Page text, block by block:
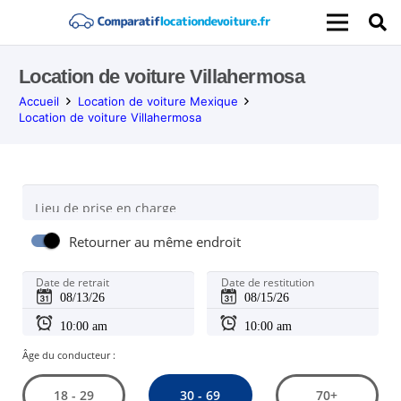
Location de voiture Villahermosa
Accueil
Location de voiture Mexique
Location de voiture Villahermosa
Lieu de prise en charge
Retourner au même endroit
Date de retrait Date de restitution
Âge du conducteur :
18 - 29 30 - 69 70+